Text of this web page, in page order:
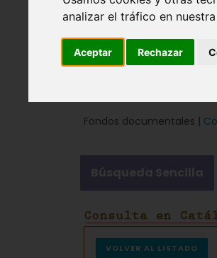
analizar el tráfico en
Aceptar Rechazar
Fondos documentales |
Búsqueda Sencilla
VOLVER AL LISTADO